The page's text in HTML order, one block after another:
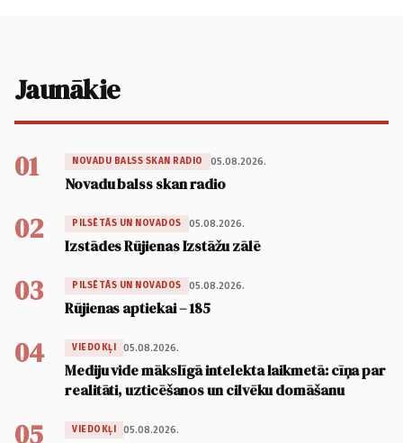
Jaunākie
01 NOVADU BALSS SKAN RADIO 05.08.2026.
Novadu balss skan radio
02 PILSĒTĀS UN NOVADOS 05.08.2026.
Izstādes Rūjienas Izstāžu zālē
03 PILSĒTĀS UN NOVADOS 05.08.2026.
Rūjienas aptiekai – 185
04 VIEDOKĻI 05.08.2026.
Mediju vide mākslīgā intelekta laikmetā: cīņa par
realitāti, uzticēšanos un cilvēku domāšanu
05 VIEDOKĻI 05.08.2026.